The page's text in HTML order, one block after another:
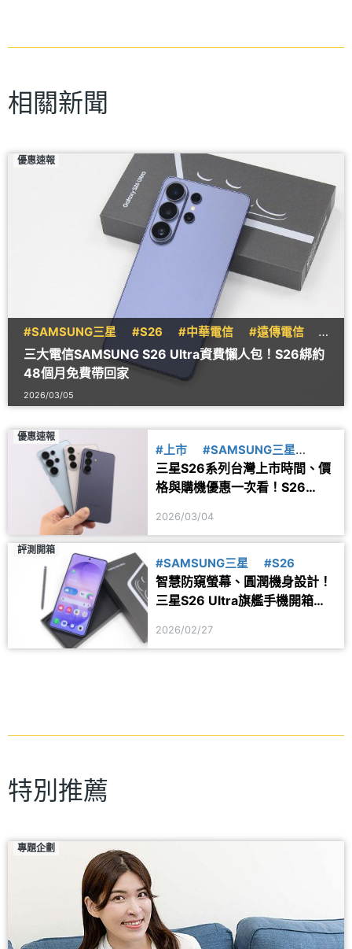
相關新聞
優惠速報
#SAMSUNG三星 #S26 #中華電信 #遠傳電信
#
台灣大哥大
三大電信SAMSUNG S26 Ultra資費懶人包！S26綁約
48個月免費帶回家
2026/03/05
優惠速報
#上市
#SAMSUNG三星
#S26
三星S26系列台灣上市時間、價
格與購機優惠一次看！S26
2026/03/04
評測開箱
#SAMSUNG三星 #S26
智慧防窺螢幕、圓潤機身設計！
三星S26 Ultra旗艦手機開箱體
2026/02/27
特別推薦
專題企劃